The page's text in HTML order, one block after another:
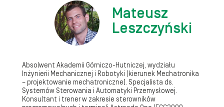
Mateusz
Leszczyński
Absolwent Akademii Górniczo-Hutniczej, wydziału
Inżynierii Mechanicznej i Robotyki (kierunek Mechatronika
– projektowanie mechatroniczne). Specjalista ds.
Systemów Sterowania i Automatyki Przemysłowej.
Konsultant i trener w zakresie sterowników